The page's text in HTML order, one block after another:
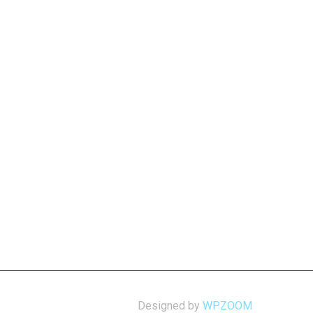
Designed by WPZOOM